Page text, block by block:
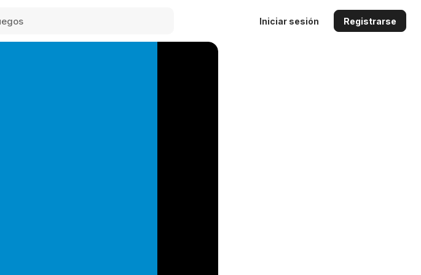
Iniciar sesión Registrarse